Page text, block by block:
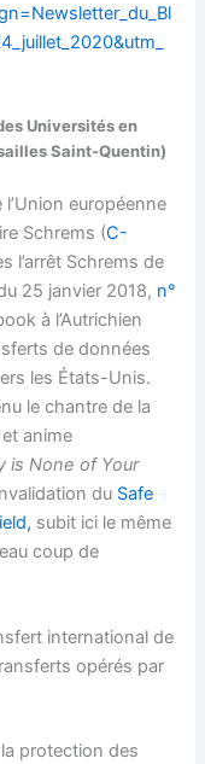
Universités en
Saint-Quentin)
européenne
Schrems (C-
l’arrêt Schrems de
25 janvier 2018, n°
à l’Autrichien
de données
les États-Unis.
le chantre de la
anime
is None of Your
du Safe
subit ici le même
coup de
international de
opérés par
protection des